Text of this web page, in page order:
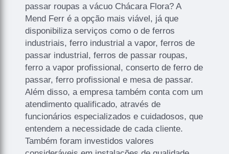
passar roupas a vácuo Chácara Flora? A
Mend Ferr é a opção mais viável, já que
disponibiliza serviços como o de ferros
industriais, ferro industrial a vapor, ferros de
passar industrial, ferros de passar roupas,
ferro a vapor profissional, conserto de ferro de
passar, ferro profissional e mesa de passar.
Além disso, a empresa também conta com um
atendimento qualificado, através de
funcionários especializados e cuidadosos, que
entendem a necessidade de cada cliente.
Também foram investidos valores